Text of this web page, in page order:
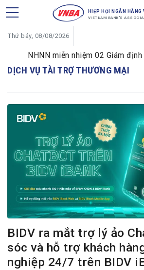
HIỆP HỘI NGÂN HÀNG
VIETNAM BANK'S
Thứ bảy, 08/08/2026
NHNN miễn nhiệm 02 Giám định
DỊCH VỤ TÀI TRỢ THƯƠNG MẠI
BIDV ra mắt trợ lý ảo
sóc và hỗ trợ khách
nghiệp 24/7 trên BIDV